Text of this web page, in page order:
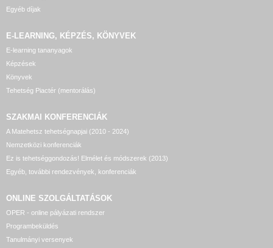
Egyéb díjak
E-LEARNING, KÉPZÉS, KÖNYVEK
E-learning tananyagok
Képzések
Könyvek
Tehetség Piactér (mentorálás)
SZAKMAI KONFERENCIÁK
A Matehetsz tehetségnapjai (2010 - 2024)
Nemzetközi konferenciák
Ez is tehetséggondozás! Elmélet és módszerek (2013)
Egyéb, további rendezvények, konferenciák
ONLINE SZOLGÁLTATÁSOK
OPER - online pályázati rendszer
Programbeküldés
Tanulmányi versenyek